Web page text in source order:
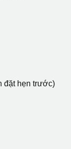
đặt hẹn trước)